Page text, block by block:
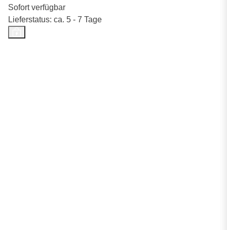
Sofort verfügbar
Lieferstatus: ca. 5 - 7 Tage